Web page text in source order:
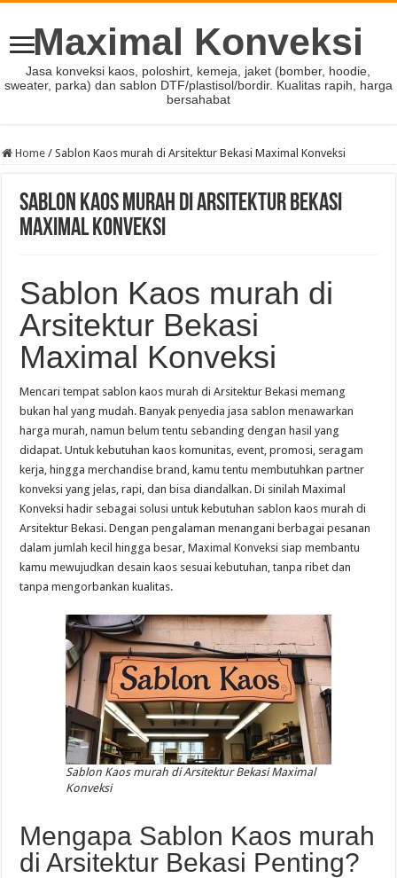
Maximal Konveksi
Jasa konveksi kaos, poloshirt, kemeja, jaket (bomber, hoodie,
sweater, parka) dan sablon DTF/plastisol/bordir. Kualitas rapih, harga
bersahabat
Home / Sablon Kaos murah di Arsitektur Bekasi Maximal Konveksi
Sablon Kaos murah di Arsitektur Bekasi
Maximal Konveksi
Sablon Kaos murah di
Arsitektur Bekasi
Maximal Konveksi
Mencari tempat sablon kaos murah di Arsitektur Bekasi memang
bukan hal yang mudah. Banyak penyedia jasa sablon menawarkan
harga murah, namun belum tentu sebanding dengan hasil yang
didapat. Untuk kebutuhan kaos komunitas, event, promosi, seragam
kerja, hingga merchandise brand, kamu tentu membutuhkan partner
konveksi yang jelas, rapi, dan bisa diandalkan. Di sinilah Maximal
Konveksi hadir sebagai solusi untuk kebutuhan sablon kaos murah di
Arsitektur Bekasi. Dengan pengalaman menangani berbagai pesanan
dalam jumlah kecil hingga besar, Maximal Konveksi siap membantu
kamu mewujudkan desain kaos sesuai kebutuhan, tanpa ribet dan
tanpa mengorbankan kualitas.
Sablon Kaos murah di Arsitektur Bekasi Maximal
Konveksi
Mengapa Sablon Kaos murah
di Arsitektur Bekasi Penting?